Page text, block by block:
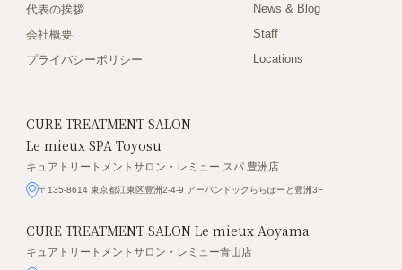
代表の挨拶
News & Blog
会社概要
Staff
プライバシーポリシー
Locations
CURE TREATMENT SALON
Le mieux SPA Toyosu
キュアトリートメントサロン・レミュー スパ 豊洲店
〒135-8614 東京都江東区豊洲2-4-9 アーバンドックららぽーと豊洲3F
CURE TREATMENT SALONLe mieux Aoyama
キュアトリートメントサロン・レミュー青山店